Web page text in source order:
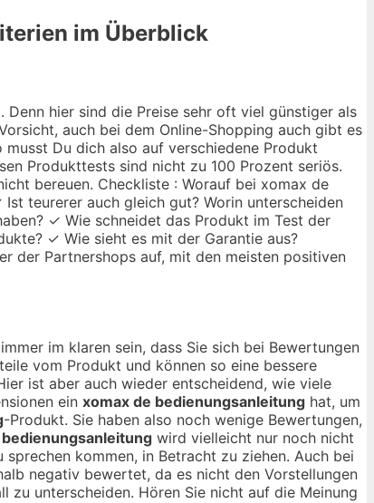
im Überblick
hier sind die Preise sehr oft viel günstiger als
auch bei dem Online-Shopping auch gibt es
Du dich also auf verschiedene Produkt
Produkttests sind nicht zu 100 Prozent seriös.
bereuen. Checkliste : Worauf bei xomax de
teurerer auch gleich gut? Worin unterscheiden
✓ Wie schneidet das Produkt im Test der
✓ Wie sieht es mit der Garantie aus?
der Partnershops auf, mit den meisten positiven
im klaren sein, dass Sie sich bei Bewertungen
vom Produkt und können so eine bessere
ist aber auch wieder entscheidend, wie viele
ein xomax de bedienungsanleitung hat, um
-Produkt. Sie haben also noch wenige Bewertungen,
wird vielleicht nur noch nicht
kommen, in Betracht zu ziehen. Auch bei
negativ bewertet, da es nicht den Vorstellungen
unterscheiden. Hören Sie nicht auf die Meinung